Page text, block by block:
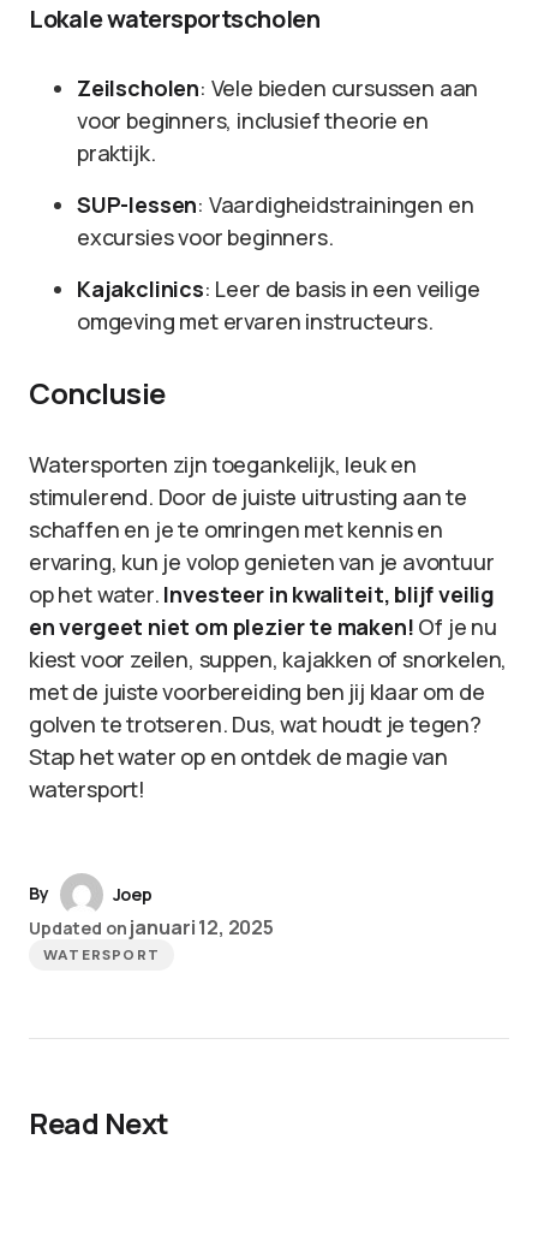
Lokale watersportscholen
Zeilscholen: Vele bieden cursussen aan
voor beginners, inclusief theorie en
praktijk.
SUP-lessen: Vaardigheidstrainingen en
excursies voor beginners.
Kajakclinics: Leer de basis in een veilige
omgeving met ervaren instructeurs.
Conclusie
Watersporten zijn toegankelijk, leuk en
stimulerend. Door de juiste uitrusting aan te
schaffen en je te omringen met kennis en
ervaring, kun je volop genieten van je avontuur
op het water. Investeer in kwaliteit, blijf veilig
en vergeet niet om plezier te maken! Of je nu
kiest voor zeilen, suppen, kajakken of snorkelen,
met de juiste voorbereiding ben jij klaar om de
golven te trotseren. Dus, wat houdt je tegen?
Stap het water op en ontdek de magie van
watersport!
By
Joep
Updated on januari 12, 2025
WATERSPORT
Read Next